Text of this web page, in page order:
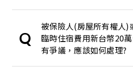
臨櫃業務
Q
被保險人(房屋所有權人)
臨時住宿費用新台幣20
有爭議，應該如何處理?